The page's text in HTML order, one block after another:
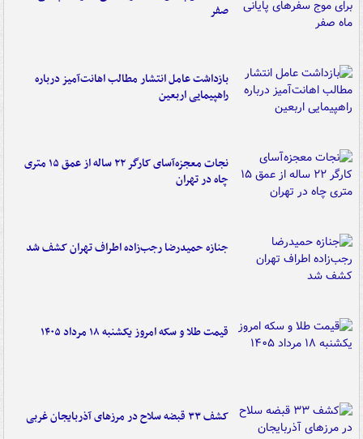
صفر
بازداشت عامل انتشار مطالب اهانت‌آمیز درباره
راهپیمایی اربعین
نجات معجزه‌آسای کارگر ۲۲ ساله از عمق ۱۵ متری
چاه در تهران
جنازه حمیدرضا رجب‌زاده اطراف تهران کشف شد
قیمت طلا و سکه امروز یکشنبه ۱۸ مرداد ۱۴۰۵
کشف ۳۳ قبضه سلاح در مرزهای آذربایجان غربی